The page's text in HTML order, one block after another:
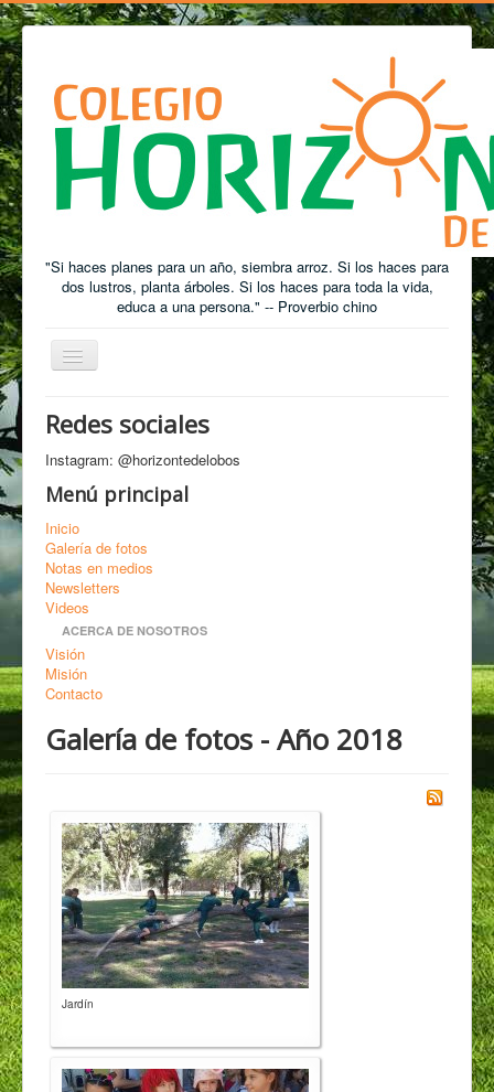
"Si haces planes para un año, siembra arroz. Si los haces para
dos lustros, planta árboles. Si los haces para toda la vida,
educa a una persona." -- Proverbio chino
Cambiar
Navegación
Está aquí: Inicio Galería de fotos
Redes sociales
Instagram: @horizontedelobos
Menú principal
Inicio
Galería de fotos
Notas en medios
Newsletters
Videos
ACERCA DE NOSOTROS
Visión
Misión
Contacto
Galería de fotos - Año 2018
Jardín